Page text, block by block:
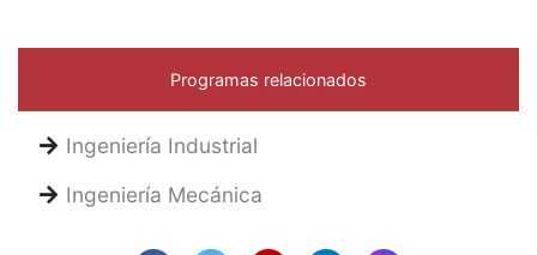
Programas relacionados
Ingeniería Industrial
Ingeniería Mecánica